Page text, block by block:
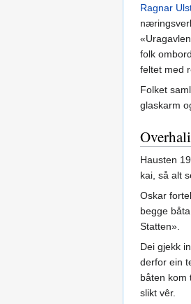
Ragnar
folk
feltet med
Folket
glaskarm
Hausten
kai, så alt
Oskar
begge
Statten».
Dei gjekk
derfor ein
båten kom
slikt vêr.